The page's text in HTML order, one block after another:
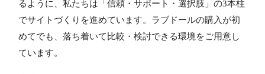
るように、私たちは「信頼・サポート・選択肢」の3本柱
でサイトづくりを進めています。ラブドールの購入が初
めてでも、落ち着いて比較・検討できる環境をご用意し
ています。